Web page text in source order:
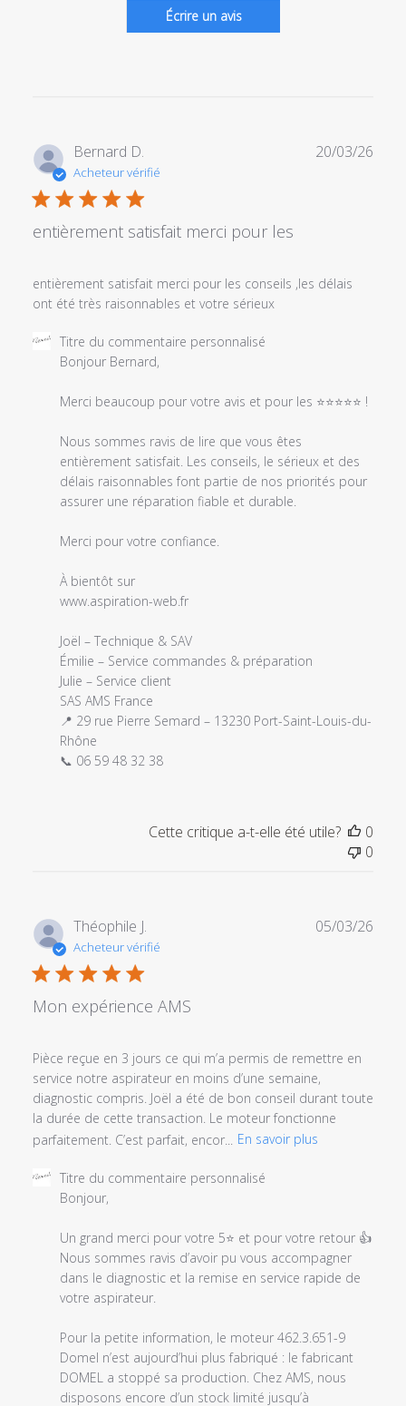
Écrire un avis
Bernard D.
Acheteur vérifié
entièrement satisfait merci pour les
entièrement satisfait merci pour les conseils ,les délais
ont été très raisonnables et votre sérieux
Commentaires
l'examen
commentaire
2026
Titre du commentaire personnalisé
Bonjour Bernard,
Merci beaucoup pour votre avis et pour les ⭐⭐⭐⭐⭐ !
Nous sommes ravis de lire que vous êtes
entièrement satisfait. Les conseils, le sérieux et des
délais raisonnables font partie de nos priorités pour
assurer une réparation fiable et durable.
Merci pour votre confiance.
À bientôt sur
www.aspiration-web.fr
Joël – Technique & SAV
Émilie – Service commandes & préparation
Julie – Service client
SAS AMS France
📍 29 rue Pierre Semard – 13230 Port-Saint-Louis-du-
Rhône
📞 06 59 48 32 38
20/03/26
Cette critique a-t-elle été utile?
0
0
Théophile J.
Acheteur vérifié
Mon expérience AMS
Pièce reçue en 3 jours ce qui m’a permis de remettre en
service notre aspirateur en moins d’une semaine,
diagnostic compris. Joël a été de bon conseil durant toute
la durée de cette transaction. Le moteur fonctionne
parfaitement. C’est parfait, encor...
En savoir plus
Commentaires
magasin
l'examen
commentaire
personnalisé
Titre du commentaire personnalisé
Bonjour,
Un grand merci pour votre 5⭐ et pour votre retour 👍
Nous sommes ravis d’avoir pu vous accompagner
dans le diagnostic et la remise en service rapide de
votre aspirateur.
Pour la petite information, le moteur 462.3.651-9
Domel n’est aujourd’hui plus fabriqué : le fabricant
DOMEL a stoppé sa production. Chez AMS, nous
disposons encore d’un stock limité jusqu’à
05/03/26